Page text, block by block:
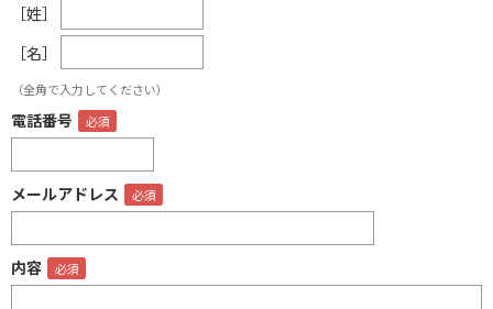
［姓］
［名］
（全角で入力してください）
電話番号
メールアドレス
内容